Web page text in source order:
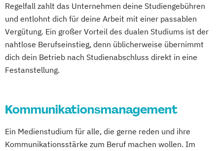
Regelfall zahlt das Unternehmen deine Studiengebühren
und entlohnt dich für deine Arbeit mit einer passablen
Vergütung. Ein großer Vorteil des dualen Studiums ist der
nahtlose Berufseinstieg, denn üblicherweise übernimmt
dich dein Betrieb nach Studienabschluss direkt in eine
Festanstellung.
Kommunikationsmanagement
Ein Medienstudium für alle, die gerne reden und ihre
Kommunikationsstärke zum Beruf machen wollen. Im